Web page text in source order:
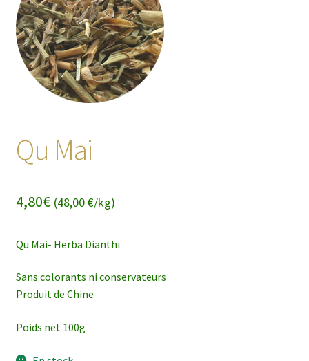
Qu Mai
4,80€(48,00 €/kg)
Qu Mai- Herba Dianthi
Sans colorants ni conservateurs
Produit de Chine
Poids net 100g